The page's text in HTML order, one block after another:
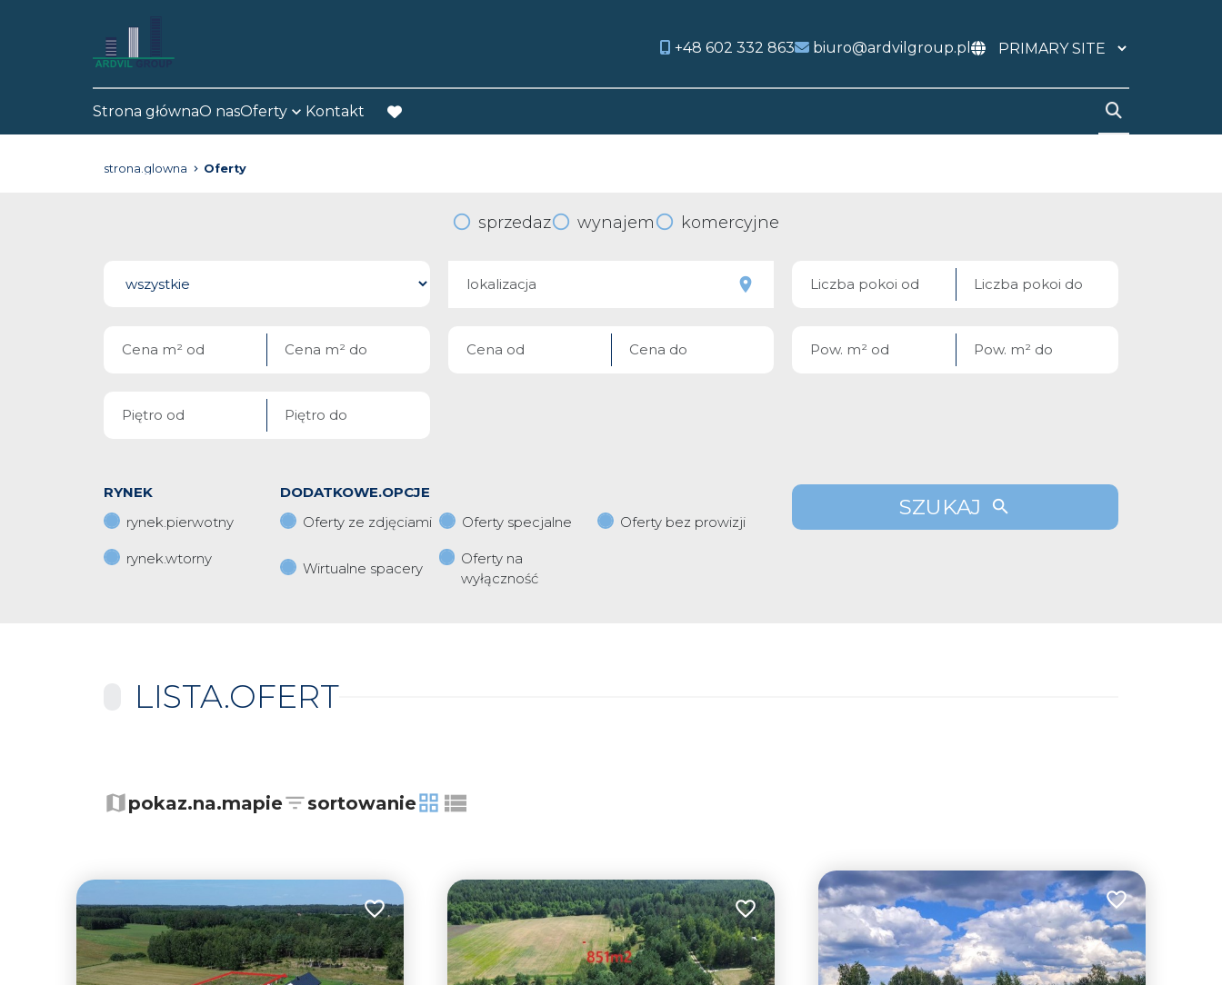
+48 602 332 863 biuro@ardvilgroup.pl
Strona głównaO nasOferty Kontakt
favorite
strona.glowna Oferty
sprzedaz wynajem komercyjne
RYNEK
rynek.pierwotny
rynek.wtorny
DODATKOWE.OPCJE
Oferty ze zdjęciami
Oferty specjalne Oferty bez prowizji
Wirtualne spacery
Oferty na
wyłączność
SZUKAJ
LISTA.OFERT
−pokaz.na.mapie sortowanie
tabela
lista
Dodaj do ulubionych Dodaj do ulubionych
Dodaj do